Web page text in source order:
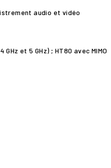
audio et vidéo
et 5 GHz) ; HT80 avec MIMO